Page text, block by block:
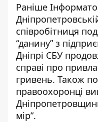
Раніше
співробітниця
“данину” з
Дніпрі СБУ
справі про
гривень. Також
правоохоронці
мір”.